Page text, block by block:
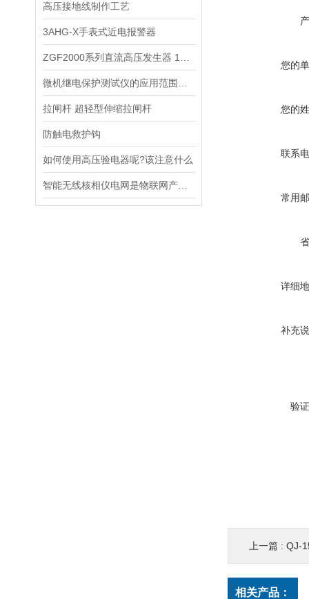
高压接地线制作工艺
3AHG-X手表式近电报警器
拉闸杆 超轻型伸缩拉闸杆
防触电救护钩
如何使用高压验电器呢?该注意什么
您的
您的
联系
常用
详细
补充
验
上一篇 : QJ-
相关产品：